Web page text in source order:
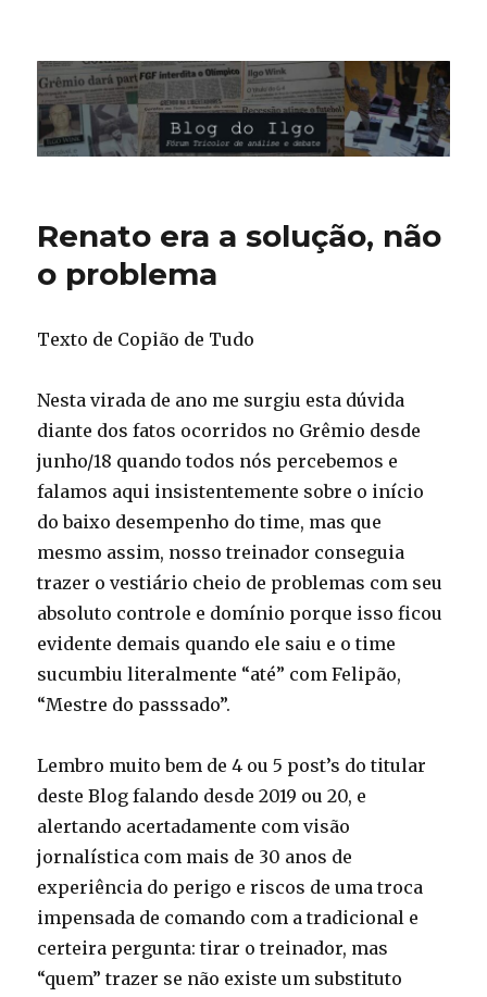
Blog do Ilgo Wink
Renato era a solução, não
o problema
Texto de Copião de Tudo
Nesta virada de ano me surgiu esta dúvida
diante dos fatos ocorridos no Grêmio desde
junho/18 quando todos nós percebemos e
falamos aqui insistentemente sobre o início
do baixo desempenho do time, mas que
mesmo assim, nosso treinador conseguia
trazer o vestiário cheio de problemas com seu
absoluto controle e domínio porque isso ficou
evidente demais quando ele saiu e o time
sucumbiu literalmente “até” com Felipão,
“Mestre do passsado”.
Lembro muito bem de 4 ou 5 post’s do titular
deste Blog falando desde 2019 ou 20, e
alertando acertadamente com visão
jornalística com mais de 30 anos de
experiência do perigo e riscos de uma troca
impensada de comando com a tradicional e
certeira pergunta: tirar o treinador, mas
“quem” trazer se não existe um substituto